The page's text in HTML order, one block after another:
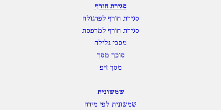
סגירת חורף
סגירת חורף לפרגולה
סגירת חורף למרפסת
מסכי גלילה
סוכך מסך
מסך זיפ
שמשונית
שמשונית לפי מידה